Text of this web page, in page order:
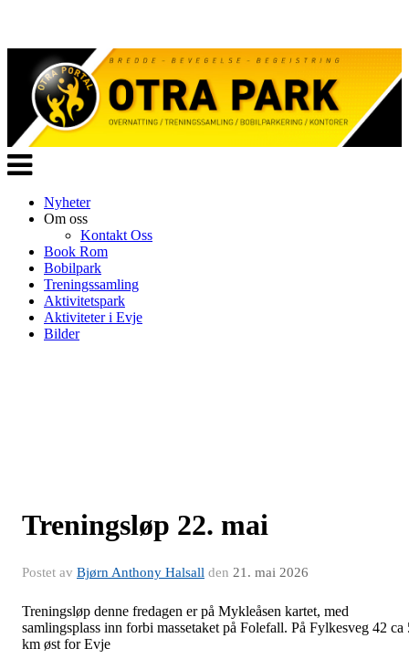
Veksle
navigasjon
Nyheter
Om oss
Kontakt Oss
Book Rom
Bobilpark
Treningssamling
Aktivitetspark
Aktiviteter i Evje
Bilder
Treningsløp 22. mai
Postet av Bjørn Anthony Halsall den 21. mai 2026
Treningsløp denne fredagen er på Mykleåsen kartet, med
samlingsplass inn forbi massetaket på Folefall. På Fylkesveg 42 ca
km øst for Evje